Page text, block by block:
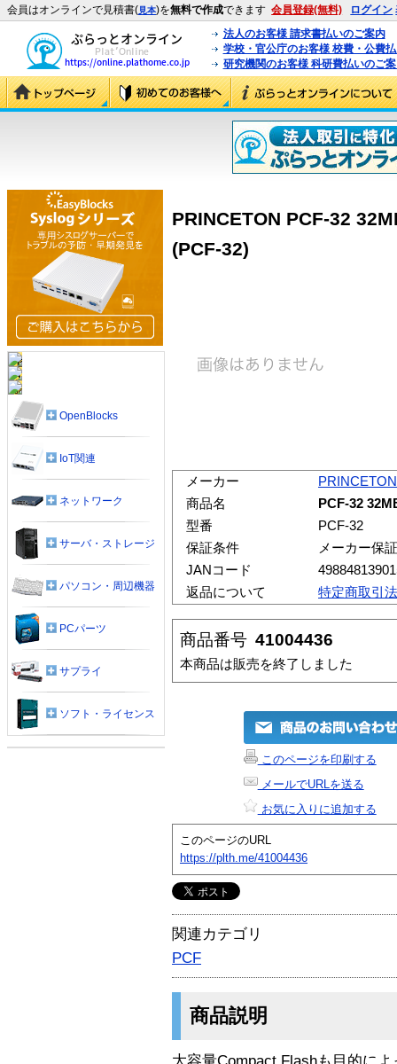
会員はオンラインで見積書(見本)を無料で作成できます 会員登録(無料) ログイン
法人のお客様 請求書払いのご案内
学校・官公庁のお客様 校費・公費
研究機関のお客様 科研費払いのご
PRINCETON PCF-32
(PCF-32)
メーカー
PRINCETON
商品名
PCF-32
型番
PCF-32
保証条件
メーカー保証
JANコード
返品について
特定商取引
商品番号 41004436
本商品は販売を終了しました
このページを印刷する
メールでURLを送る
お気に入りに追加する
このページのURL
https://plth.me/41004436
関連カテゴリ
PCF
商品説明
OpenBlocks
IoT関連
ネットワーク
サーバ・ストレージ
パソコン・周辺機器
PCパーツ
サプライ
ソフト・ライセンス